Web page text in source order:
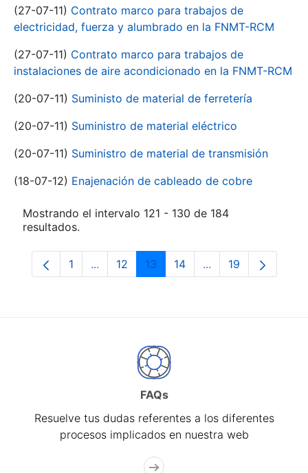
(27-07-11) Contrato marco para trabajos de
electricidad, fuerza y alumbrado en la FNMT-RCM
(27-07-11) Contrato marco para trabajos de
instalaciones de aire acondicionado en la FNMT-RCM
(20-07-11) Suministo de material de ferretería
(20-07-11) Suministro de material eléctrico
(20-07-11) Suministro de material de transmisión
(18-07-12) Enajenación de cableado de cobre
Mostrando el intervalo 121 - 130 de 184
resultados.
Página
1 ...Páginas intermedias Use TAB para
Página
12 Página
13 Página
14 ...PáginasPágina
19
FAQs
Resuelve tus dudas referentes a los diferentes
procesos implicados en nuestra web